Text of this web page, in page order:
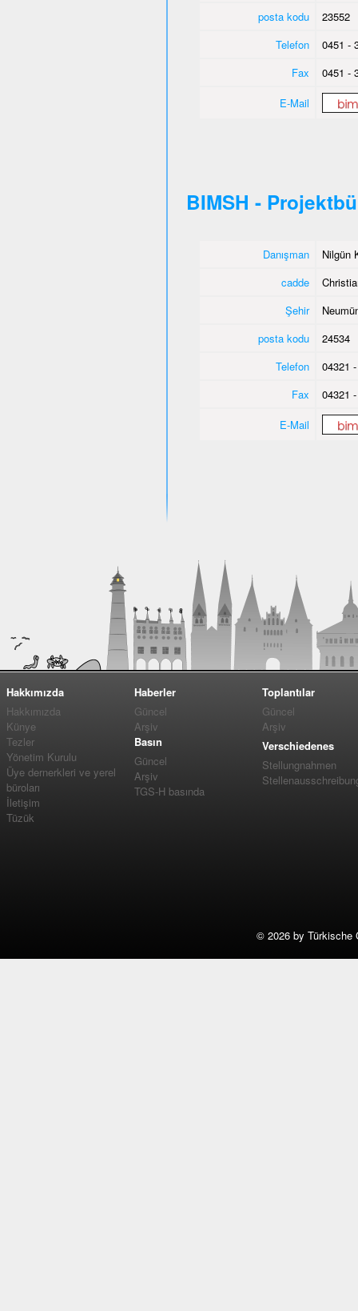
posta kodu
23552
Telefon
0451 -
Fax
0451 -
E-Mail
BIMSH -
Danışman
Nilgün
cadde
Şehir
posta kodu
24534
Telefon
04321
Fax
04321
E-Mail
Hakkımızda
Hakkımızda
Künye
Tezler
Yönetim Kurulu
Üye dernerkleri ve yerel
büroları
İletişim
Tüzük
Haberler
Güncel
Arşiv
Basın
Güncel
Arşiv
TGS-H basında
Toplantılar
Güncel
Arşiv
Verschiedenes
Stellungnahmen
© 2026 by Türkische